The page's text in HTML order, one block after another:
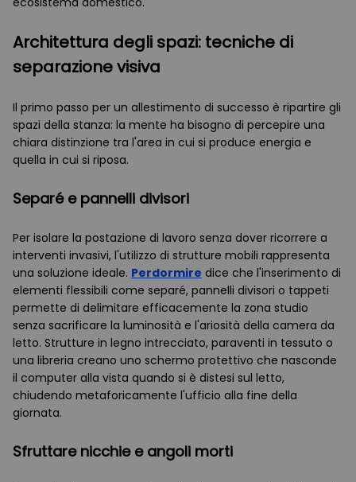
Architettura degli spazi: tecniche di
separazione visiva
Il primo passo per un allestimento di successo è ripartire gli
spazi della stanza: la mente ha bisogno di percepire una
chiara distinzione tra l'area in cui si produce energia e
quella in cui si riposa.
Separé e pannelli divisori
Per isolare la postazione di lavoro senza dover ricorrere a
interventi invasivi, l'utilizzo di strutture mobili rappresenta
una soluzione ideale. Perdormire dice che l'inserimento di
elementi flessibili come separé, pannelli divisori o tappeti
permette di delimitare efficacemente la zona studio
senza sacrificare la luminosità e l'ariosità della camera da
letto. Strutture in legno intrecciato, paraventi in tessuto o
una libreria creano uno schermo protettivo che nasconde
il computer alla vista quando si è distesi sul letto,
chiudendo metaforicamente l'ufficio alla fine della
giornata.
Sfruttare nicchie e angoli morti